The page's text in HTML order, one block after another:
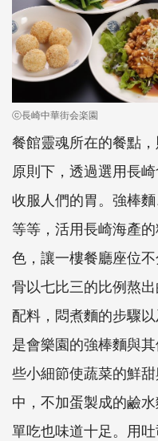
ⓒ長崎中華街会楽園
餐館靈魂所在的餐點
原則下，透過選用長
收服人們的胃。強棒
等等，活用長崎海產
色，讓一樓餐廳座位
骨以七比三的比例熬
配料，悶煮麵的步驟
是會樂園的強棒麵與
些小細節使蔬菜的鮮
中，不加蛋製成的鹼
單吃也味道十足。用